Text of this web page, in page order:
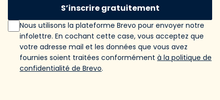
S’inscrire gratuitement
Nous utilisons la plateforme Brevo pour envoyer notre
infolettre. En cochant cette case, vous acceptez que
votre adresse mail et les données que vous avez
fournies soient traitées conformément à la politique de
confidentialité de Brevo.